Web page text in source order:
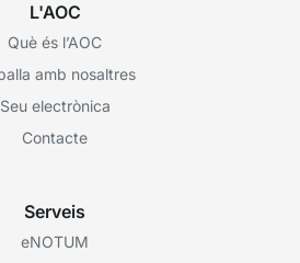
L'AOC
Què és l’AOC
amb nosaltres
Seu electrònica
Contacte
Serveis
eNOTUM